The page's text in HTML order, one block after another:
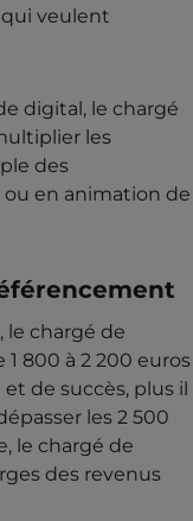
veulent
digital, le chargé
les
des
en animation de
le chargé de
800 à 2 200 euros
de succès, plus il
les 2 500
le chargé de
des revenus